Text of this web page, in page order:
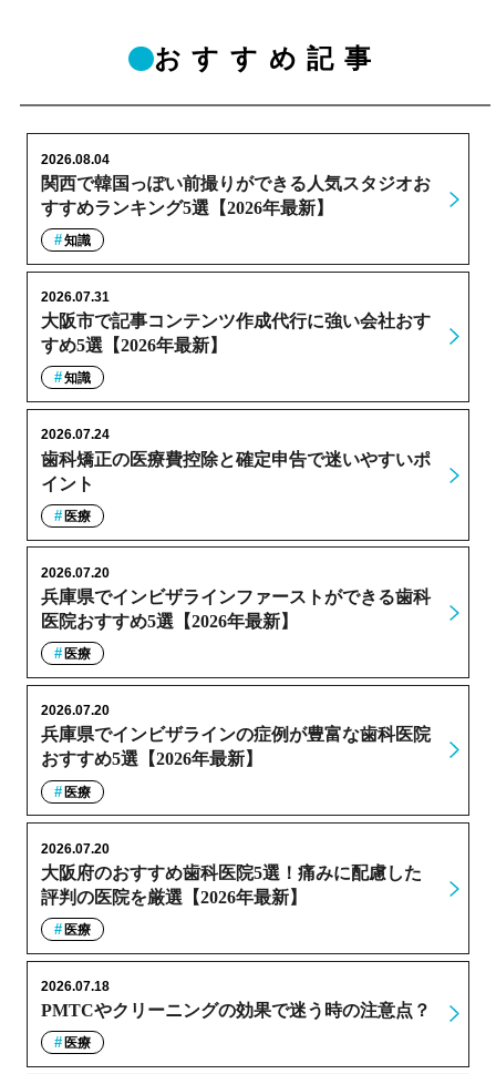
おすすめ記事
関西で韓国っぽい前撮りができる人気スタジオお
すすめランキング5選【2026年最新】
2026.08.04
知識
大阪市で記事コンテンツ作成代行に強い会社おす
すめ5選【2026年最新】
2026.07.31
知識
歯科矯正の医療費控除と確定申告で迷いやすいポ
イント
2026.07.24
医療
兵庫県でインビザラインファーストができる歯科
医院おすすめ5選【2026年最新】
2026.07.20
医療
兵庫県でインビザラインの症例が豊富な歯科医院
おすすめ5選【2026年最新】
2026.07.20
医療
大阪府のおすすめ歯科医院5選！痛みに配慮した
評判の医院を厳選【2026年最新】
2026.07.20
医療
PMTCやクリーニングの効果で迷う時の注意点？
2026.07.18
医療